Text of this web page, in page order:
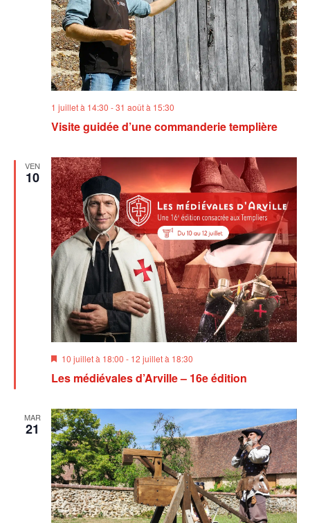
Visite guidée d’une commanderie templière
1 juillet à 14:30 -31 août à 15:30
VEN
10
Les médiévales d’Arville – 16e édition
Mis
avant
10 juillet à 18:00 - 12 juillet à 18:30
MAR
21